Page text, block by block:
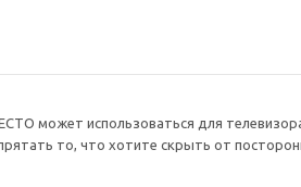
может использоваться для
то, что хотите скрыть от